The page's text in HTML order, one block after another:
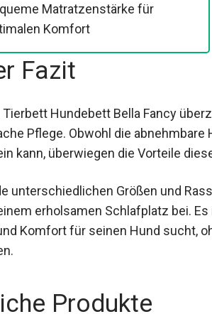
Matratzenstärke für
Komfort
Fazit
Tierbett Hundebett Bella Fancy
Pflege. Obwohl die
kann, überwiegen die Vorteile
unterschiedlichen Größen und
erholsamen Schlafplatz bei.
Komfort für seinen Hund sucht,
Produkte